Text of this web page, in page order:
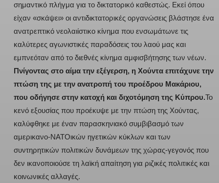
σημαντικό πλήγμα για το δικτατορικό καθεστώς. Εκεί όπου
είχαν «σκάψει» οι αντιδικτατορικές οργανώσεις βλάστησε ένα
ανατρεπτικό νεολαιίστικο κίνημα που ενσωμάτωνε τις
καλύτερες αγωνιστικές παραδόσεις του λαού μας και
εμπνεόταν από το διεθνές κίνημα αμφισβήτησης των νέων.
Πνίγοντας στο αίμα την εξέγερση, η Χούντα επιτάχυνε την
πτώση της με την ανατροπή του προέδρου Μακάριου,
που οδήγησε στην κατοχή και διχοτόμηση της Κύπρου.Το
κενό εξουσίας που προέκυψε με την πτώση της Χούντας,
καλύφθηκε με έναν παρασκηνιακό συμβιβασμό των
αμερικανο-ΝΑΤΟικών ηγετικών κύκλων και των
συντηρητικών πολιτικών δυνάμεων της χώρας-γεγονός που
δεν ικανοποιούσε τη λαϊκή απαίτηση για ριζικές πολιτικές και
κοινωνικές αλλαγές.